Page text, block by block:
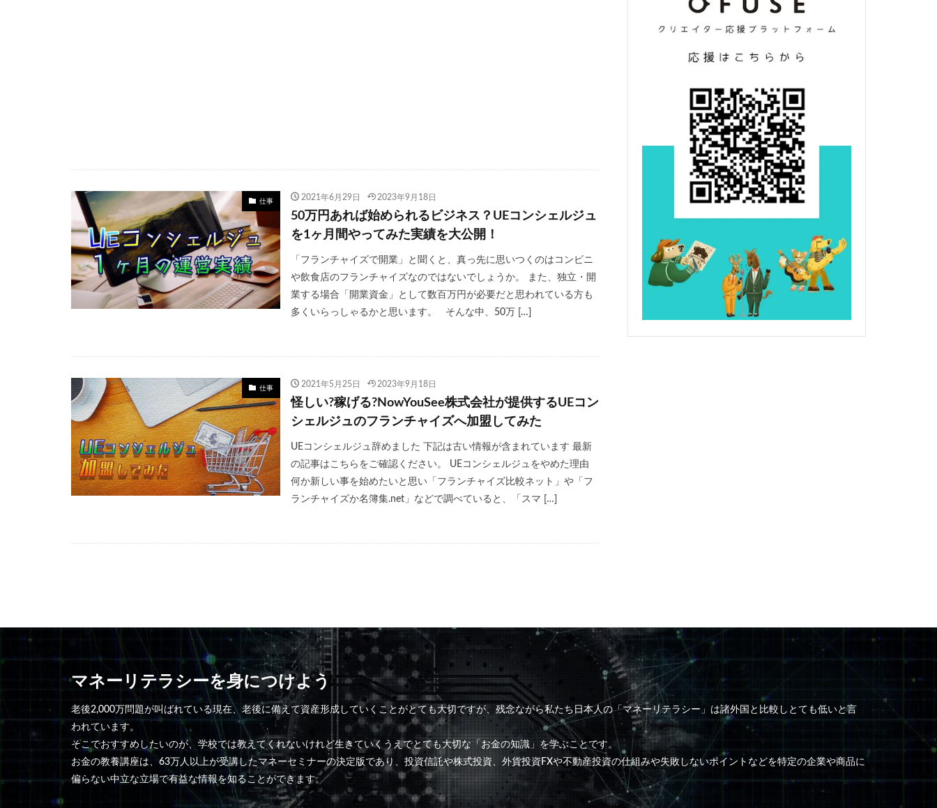
仕事 2021年6月29日 2023年9月18日
50万円あれば始められるビジネス？UEコンシェルジュ
を1ヶ月間やってみた実績を大公開！
「フランチャイズで開業」と聞くと、真っ先に思いつくのはコンビニ
や飲食店のフランチャイズなのではないでしょうか。 また、独立・開
業する場合「開業資金」として数百万円が必要だと思われている方も
多くいらっしゃるかと思います。 そんな中、50万 […]
仕事 2021年5月25日 2023年9月18日
怪しい?稼げる?NowYouSee株式会社が提供するUEコン
シェルジュのフランチャイズへ加盟してみた
UEコンシェルジュ辞めました 下記は古い情報が含まれています 最新
の記事はこちらをご確認ください。 UEコンシェルジュをやめた理由
何か新しい事を始めたいと思い「フランチャイズ比較ネット」や「フ
ランチャイズか名簿集.net」などで調べていると、「スマ […]
マネーリテラシーを身につけよう
老後2,000万問題が叫ばれている現在、老後に備えて資産形成していくことがとても大切ですが、残念ながら私たち日本人の「マネーリテラシー」は諸外国と比較しとても低いと言
われています。
そこでおすすめしたいのが、学校では教えてくれないけれど生きていくうえでとても大切な「お金の知識」を学ぶことです。
お金の教養講座は、63万人以上が受講したマネーセミナーの決定版であり、投資信託や株式投資、外貨投資FXや不動産投資の仕組みや失敗しないポイントなどを特定の企業や商品に
偏らない中立な立場で有益な情報を知ることができます。